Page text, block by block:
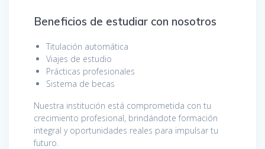
Beneficios de estudiar con nosotros
Titulación automática
Viajes de estudio
Prácticas profesionales
Sistema de becas
Nuestra institución está comprometida con tu
crecimiento profesional, brindándote formación
integral y oportunidades reales para impulsar tu
futuro.